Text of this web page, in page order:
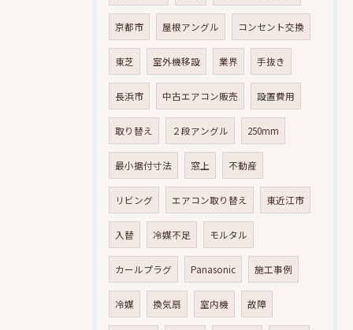
京都市 屋根アングル コンセント交換
東芝 室外機移設 業界 手抜き
長浜市 中古エアコン販売 設置費用
取り替え ２段アングル 250mm
最小据付寸法 窓上 不動産
リビング エアコン取り替え 東近江市
入替 冷媒不足 モルタル
カールプラグ Panasonic 施工事例
冷媒 換気扇 室内機 故障